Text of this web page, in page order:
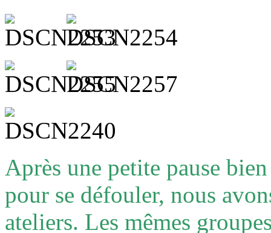
Après une petite pause
pour se défouler, nous
ateliers. Les mêmes